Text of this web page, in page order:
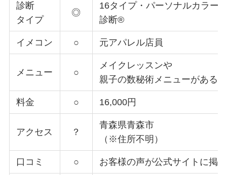
診断
タイプ
◎
16タイプ・パーソナルカラー
診断®
イメコン ○ 元アパレル店員
メニュー ○
メイクレッスンや
親子の数秘術メニューがある
料金 ○ 16,000円
アクセス ？
青森県青森市
（※住所不明）
口コミ ○ お客様の声が公式サイトに掲載